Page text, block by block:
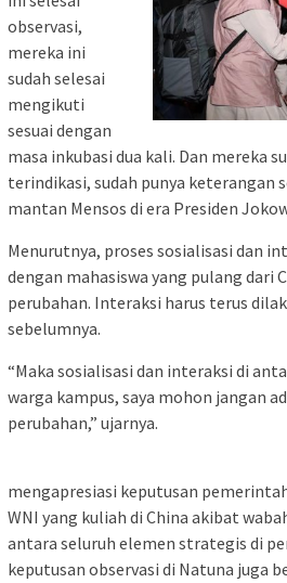
observasi,
mereka ini
sudah selesai
mengikuti
sesuai dengan
masa inkubasi dua kali. Dan mereka
terindikasi, sudah punya keterangan
mantan Mensos di era Presiden
Menurutnya, proses sosialisasi dan
dengan mahasiswa yang pulang dari
perubahan. Interaksi harus terus
sebelumnya.
“Maka sosialisasi dan interaksi di
warga kampus, saya mohon jangan
perubahan,” ujarnya.
mengapresiasi keputusan
WNI yang kuliah di China akibat
antara seluruh elemen strategis di
keputusan observasi di Natuna juga